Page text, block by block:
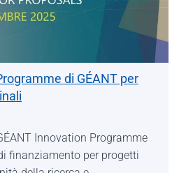
di GÉANT per
Innovation Programme
finanziamento per progetti